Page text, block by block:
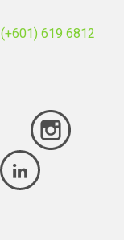
(+601) 619 6812